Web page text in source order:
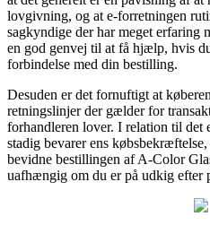
lovgivning, og at e-forretningen
sagkyndige der har meget erfaring
en god genvej til at få hjælp, hvis
forbindelse med din bestilling.
Desuden er det fornuftigt at
retningslinjer der gælder for
forhandleren lover. I relation til det
stadig bevarer ens
bevidne bestillingen af A-Color
uafhængig om du er på udkig efter